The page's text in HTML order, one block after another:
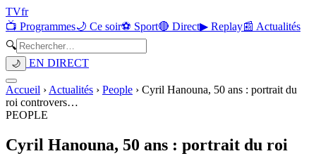
TVfr
📺 Programmes🌙 Ce soir⚽ Sport🔴 Direct▶ Replay📰 Actualités
🔍
🌙 EN DIRECT
Accueil › Actualités › People › Cyril Hanouna, 50 ans : portrait du
roi controvers…
PEOPLE
Cyril Hanouna, 50 ans : portrait du roi